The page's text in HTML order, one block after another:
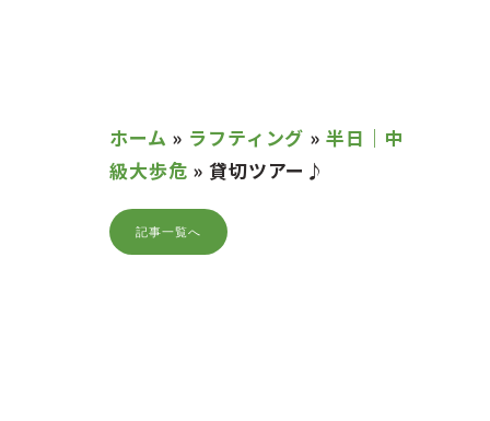
ホーム » ラフティング » 半日｜中
級大歩危 » 貸切ツアー♪
記事一覧へ